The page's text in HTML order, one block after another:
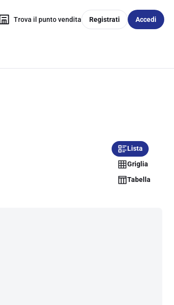
Trova il punto vendita Registrati Accedi
Lista
Griglia
Tabella